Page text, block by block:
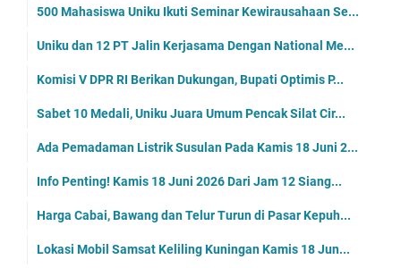
500 Mahasiswa Uniku Ikuti Seminar Kewirausahaan Se...
Uniku dan 12 PT Jalin Kerjasama Dengan National Me...
Komisi V DPR RI Berikan Dukungan, Bupati Optimis P...
Sabet 10 Medali, Uniku Juara Umum Pencak Silat Cir...
Ada Pemadaman Listrik Susulan Pada Kamis 18 Juni 2...
Info Penting! Kamis 18 Juni 2026 Dari Jam 12 Siang...
Harga Cabai, Bawang dan Telur Turun di Pasar Kepuh...
Lokasi Mobil Samsat Keliling Kuningan Kamis 18 Jun...